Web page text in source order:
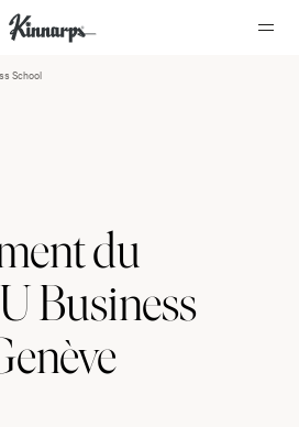
School
du
Business